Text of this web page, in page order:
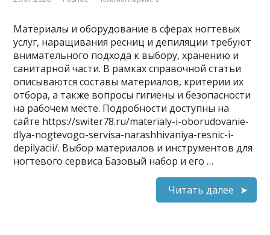
Материалы и оборудование в сферах ногтевых
услуг, наращивания ресниц и депиляции требуют
внимательного подхода к выбору, хранению и
санитарной части. В рамках справочной статьи
описываются составы материалов, критерии их
отбора, а также вопросы гигиены и безопасности
на рабочем месте. Подробности доступны на
сайте https://switer78.ru/materialy-i-oborudovanie-
dlya-nogtevogo-servisa-narashhivaniya-resnic-i-
depilyacii/. Выбор материалов и инструментов для
ногтевого сервиса Базовый набор и его …
Читать далее